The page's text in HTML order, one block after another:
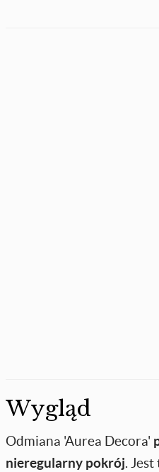
Wygląd
Odmiana 'Aurea Decora'
nieregularny pokrój.